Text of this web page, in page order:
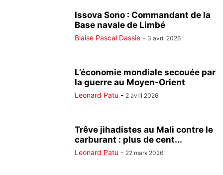
Issova Sono : Commandant de la
Base navale de Limbé
Blaise Pascal Dassie - 3 avril 2026
L’économie mondiale secouée par
la guerre au Moyen-Orient
Leonard Patu - 2 avril 2026
Trêve jihadistes au Mali contre le
carburant : plus de cent...
Leonard Patu - 22 mars 2026